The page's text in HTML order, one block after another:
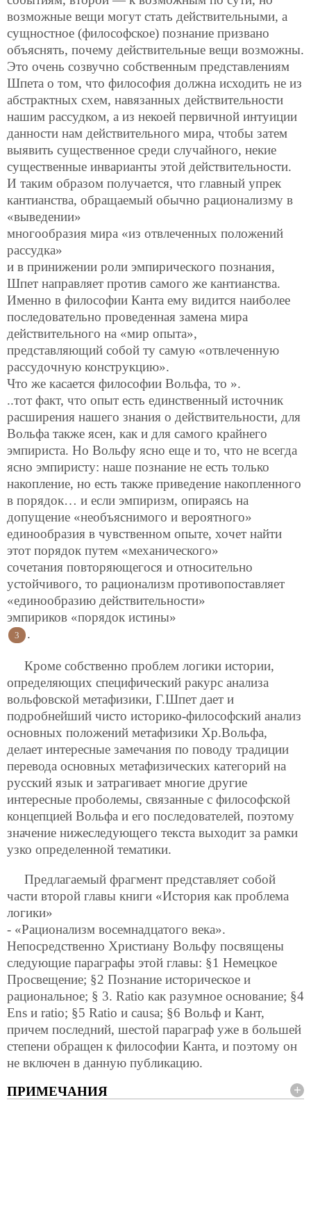
возможные вещи могут стать действительными, а
сущностное (философское) познание призвано
объяснять, почему действительные вещи возможны.
Это очень созвучно собственным представлениям
Шпета о том, что философия должна исходить не из
абстрактных схем, навязанных действительности
нашим рассудком, а из некоей первичной интуиции
данности нам действительного мира, чтобы затем
выявить существенное среди случайного, некие
существенные инварианты этой действительности.
И таким образом получается, что главный упрек
кантианства, обращаемый обычно рационализму в
«выведении»
многообразия мира «из отвлеченных положений
рассудка»
и в принижении роли эмпирического познания,
Шпет направляет против самого же кантианства.
Именно в философии Канта ему видится наиболее
последовательно проведенная замена мира
действительного на «мир опыта»,
представляющий собой ту самую «отвлеченную
рассудочную конструкцию».
Что же касается философии Вольфа, то ».
..тот факт, что опыт есть единственный источник
расширения нашего знания о действительности, для
Вольфа также ясен, как и для самого крайнего
эмпириста. Но Вольфу ясно еще и то, что не всегда
ясно эмпиристу: наше познание не есть только
накопление, но есть также приведение накопленного
в порядок… и если эмпиризм, опираясь на
допущение «необъяснимого и вероятного»
единообразия в чувственном опыте, хочет найти
этот порядок путем «механического»
сочетания повторяющегося и относительно
устойчивого, то рационализм противопоставляет
«единообразию действительности»
эмпириков «порядок истины»
3 .
Кроме собственно проблем логики истории,
определяющих специфический ракурс анализа
вольфовской метафизики, Г.Шпет дает и
подробнейший чисто историко-философский анализ
основных положений метафизики Хр.Вольфа,
делает интересные замечания по поводу традиции
перевода основных метафизических категорий на
русский язык и затрагивает многие другие
интересные проболемы, связанные с философской
концепцией Вольфа и его последователей, поэтому
значение нижеследующего текста выходит за рамки
узко определенной тематики.
Предлагаемый фрагмент представляет собой
части второй главы книги «История как проблема
логики»
- «Рационализм восемнадцатого века».
Непосредственно Христиану Вольфу посвящены
следующие параграфы этой главы: §1 Немецкое
Просвещение; §2 Познание историческое и
рациональное; § 3. Ratio как разумное основание; §4
Ens и ratio; §5 Ratio и causa; §6 Вольф и Кант,
причем последний, шестой параграф уже в большей
степени обращен к философии Канта, и поэтому он
не включен в данную публикацию.
ПРИМЕЧАНИЯ